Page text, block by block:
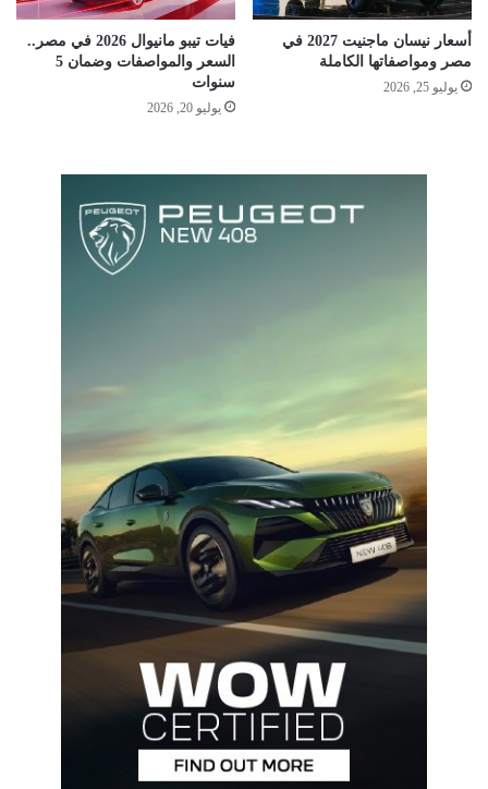
أسعار نيسان ماجنيت 2027 في
مصر ومواصفاتها الكاملة
يوليو 25, 2026
فيات تيبو مانيوال 2026 في مصر..
السعر والمواصفات وضمان 5
سنوات
يوليو 20, 2026